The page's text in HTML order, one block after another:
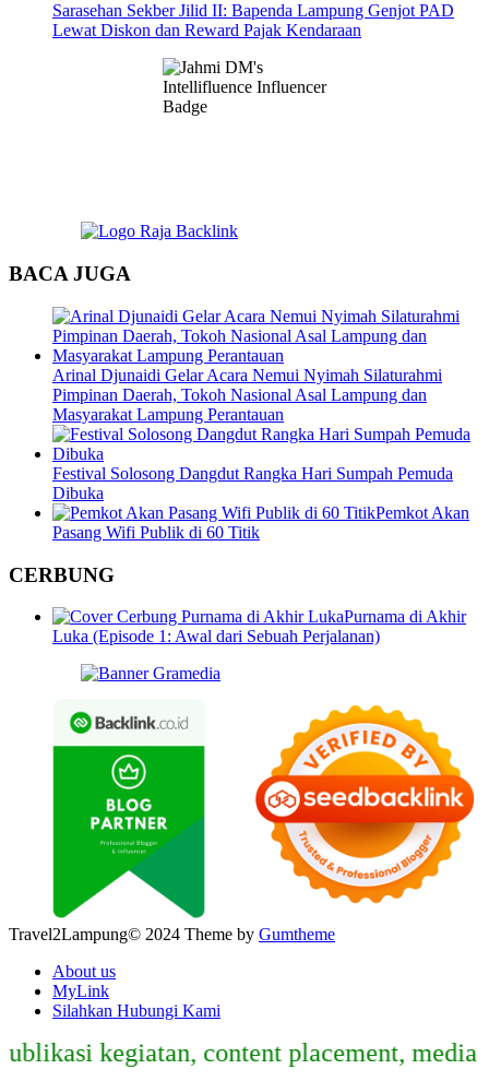
Sarasehan Sekber Jilid II: Bapenda Lampung Genjot PAD
Lewat Diskon dan Reward Pajak Kendaraan
BACA JUGA
Arinal Djunaidi Gelar Acara Nemui Nyimah Silaturahmi
Pimpinan Daerah, Tokoh Nasional Asal Lampung dan
Masyarakat Lampung Perantauan
Festival Solosong Dangdut Rangka Hari Sumpah Pemuda
Dibuka
Pemkot Akan
Pasang Wifi Publik di 60 Titik
CERBUNG
Purnama di Akhir
Luka (Episode 1: Awal dari Sebuah Perjalanan)
Travel2Lampung© 2024 Theme by Gumtheme
About us
MyLink
Silahkan Hubungi Kami
kegiatan, content placement, media